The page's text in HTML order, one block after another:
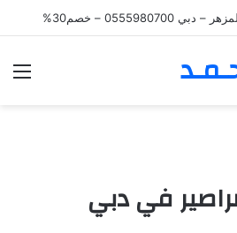
– خصم30%
في دبي